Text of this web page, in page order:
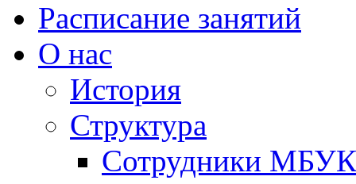
Расписание занятий
О нас
История
Структура
Сотрудники